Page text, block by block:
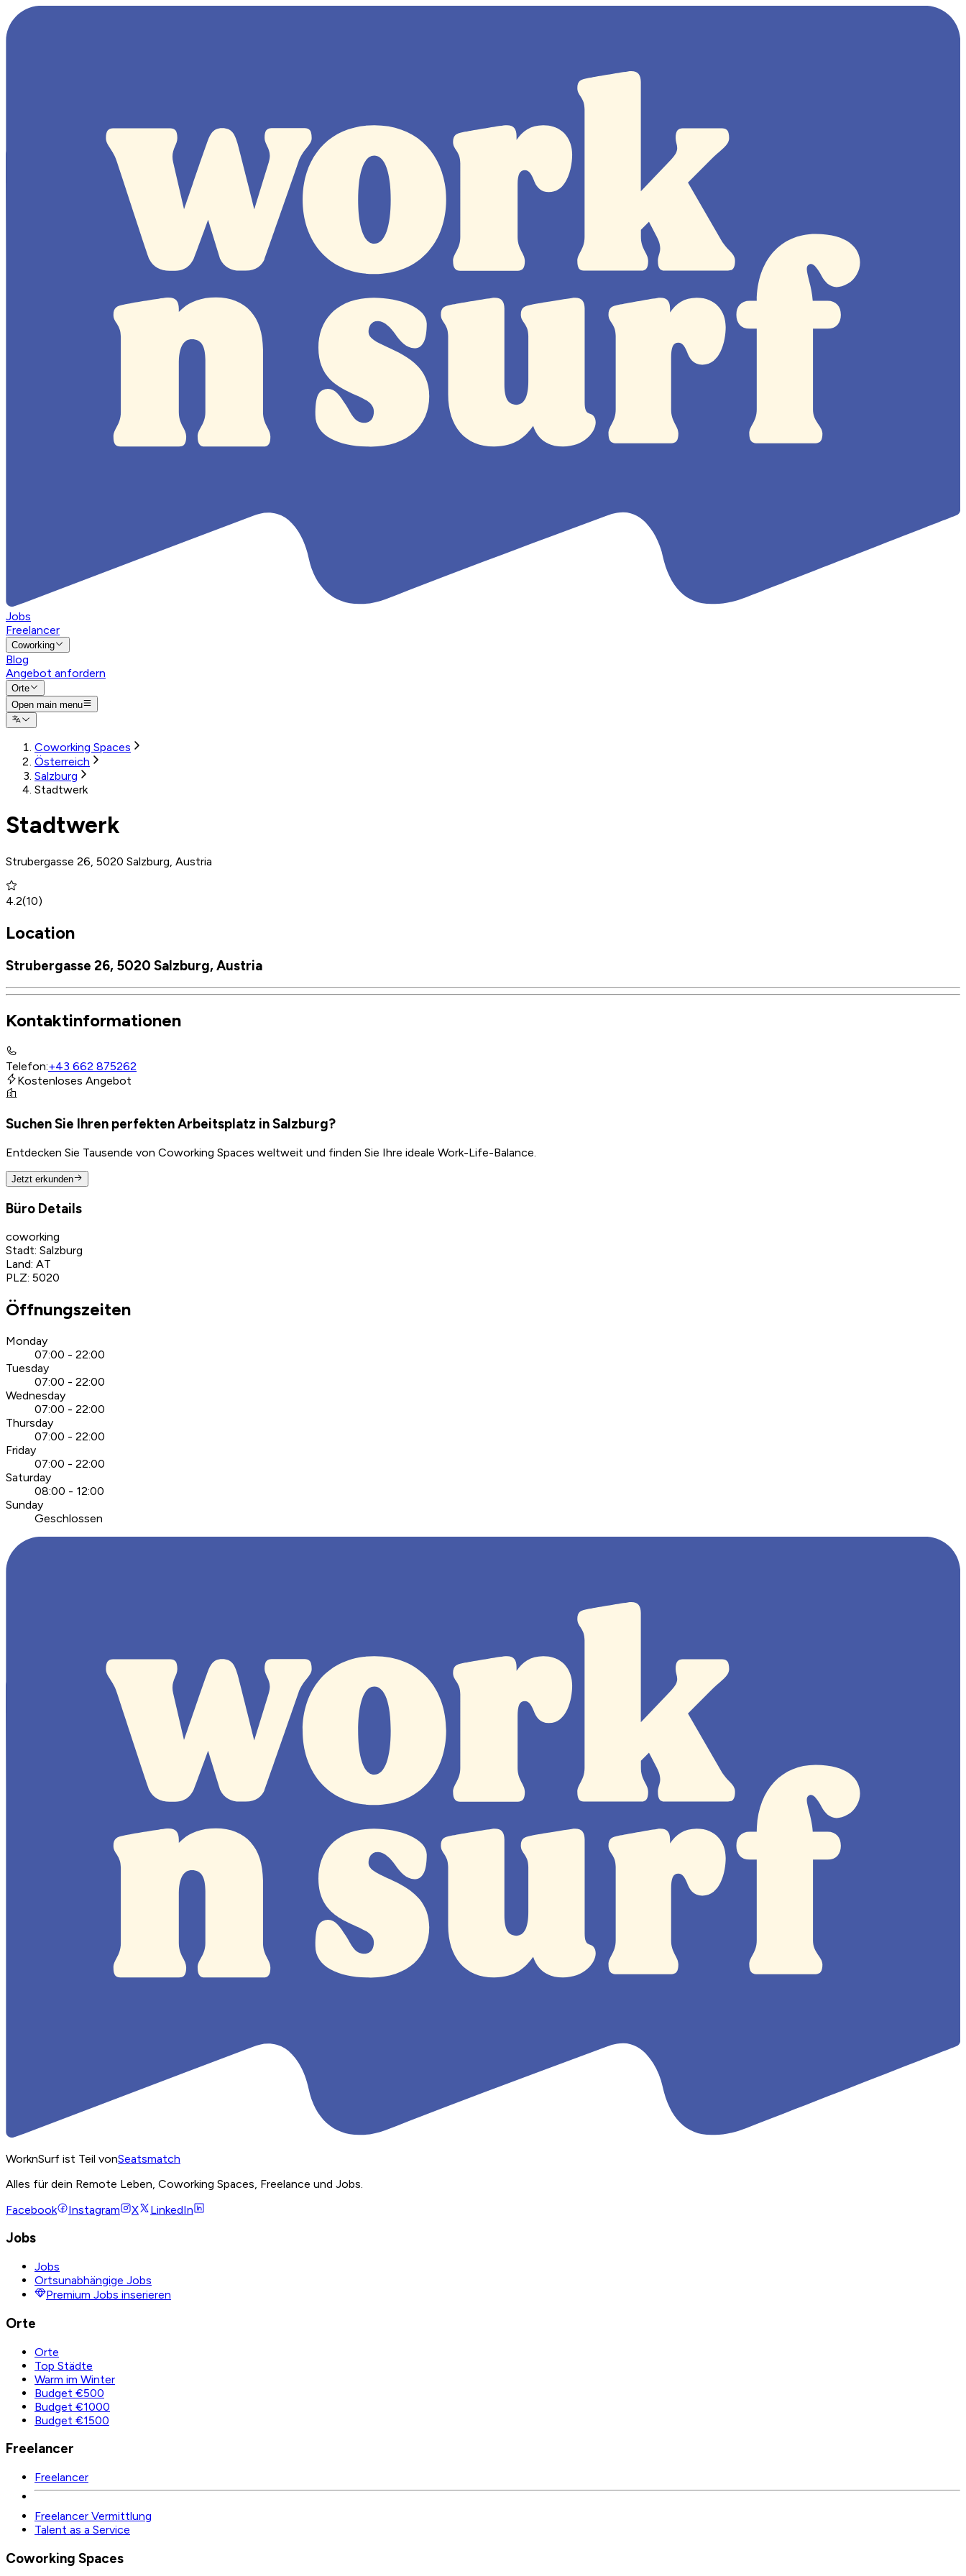
Jobs
Freelancer
Coworking
Blog
Angebot anfordern
Orte
Open main menu
Coworking Spaces
Österreich
Salzburg
Stadtwerk
Stadtwerk
Strubergasse 26, 5020 Salzburg, Austria
4.2(10)
Location
Strubergasse 26, 5020 Salzburg, Austria
Kontaktinformationen
Telefon:+43 662 875262
Kostenloses Angebot
Suchen Sie Ihren perfekten Arbeitsplatz in Salzburg?
Entdecken Sie Tausende von Coworking Spaces weltweit und finden Sie Ihre ideale Work-Life-Balance.
Jetzt erkunden
Büro Details
coworking
Stadt: Salzburg
Land: AT
PLZ: 5020
Öffnungszeiten
Monday
07:00 - 22:00
Tuesday
07:00 - 22:00
Wednesday
07:00 - 22:00
Thursday
07:00 - 22:00
Friday
07:00 - 22:00
Saturday
08:00 - 12:00
Sunday
Geschlossen
WorknSurf ist Teil vonSeatsmatch
Alles für dein Remote Leben, Coworking Spaces, Freelance und Jobs.
Facebook
Instagram X LinkedIn
Jobs
Jobs
Ortsunabhängige Jobs
Premium Jobs inserieren
Orte
Orte
Top Städte
Warm im Winter
Budget €500
Budget €1000
Budget €1500
Freelancer
Freelancer
Freelancer Vermittlung
Talent as a Service
Coworking Spaces